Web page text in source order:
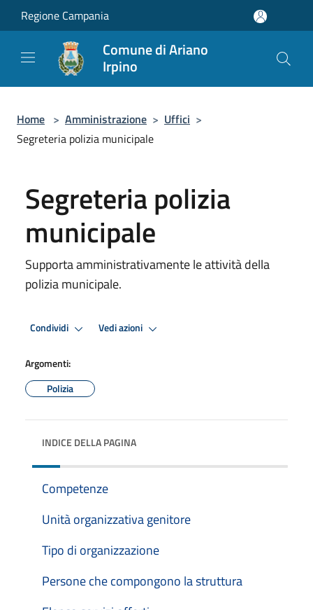
Salta al contenuto principale
Regione Campania
Comune di Ariano
Irpino
Home > Amministrazione > Uffici >
Segreteria polizia municipale
Segreteria polizia
municipale
Supporta amministrativamente le attività della
polizia municipale.
Condividi Vedi azioni
Argomenti:
Polizia
INDICE DELLA PAGINA
Competenze
Unità organizzativa genitore
Tipo di organizzazione
Persone che compongono la struttura